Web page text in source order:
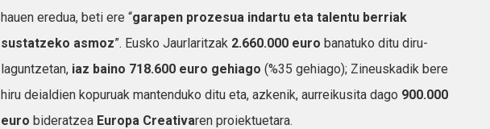
hauen eredua, beti ere “garapen prozesua indartu eta talentu berriak
sustatzeko asmoz”. Eusko Jaurlaritzak 2.660.000 euro banatuko ditu diru-
laguntzetan, iaz baino 718.600 euro gehiago (%35 gehiago); Zineuskadik bere
hiru deialdien kopuruak mantenduko ditu eta, azkenik, aurreikusita dago 900.000
euro bideratzea Europa Creativaren proiektuetara.